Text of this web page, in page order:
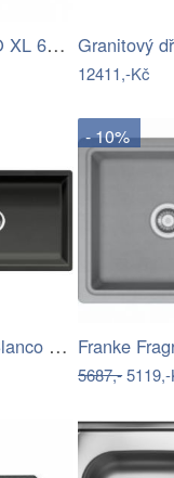
Blanco ANDANO XL 6S-IF InFino nerez…
12411,-Kč
Granitový dřez Blanco ZIA XL 6 S…
- 10%
5687,-5119,-